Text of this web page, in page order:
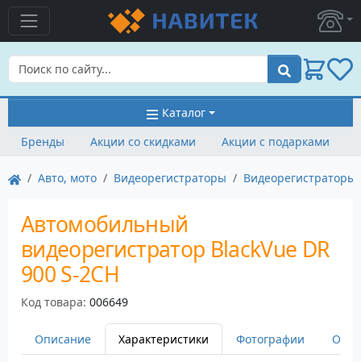
Поиск
Каталог
Бренды
Акции со скидками Акции с подарками
Авто, мото Видеорегистраторы Видеорегистраторы
Автомобильный
видеорегистратор BlackVue DR
900 S-2CH
Код товара: 006649
Описание Характеристики Фотографии